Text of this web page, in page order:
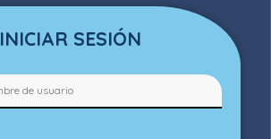
INICIAR SESIÓN